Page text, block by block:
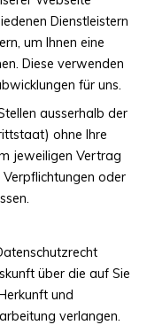
Dienstleistern
um Ihnen eine
Diese verwenden
für uns.
ausserhalb der
ohne Ihre
jeweiligen Vertrag
oder
über die auf Sie
und
verlangen.